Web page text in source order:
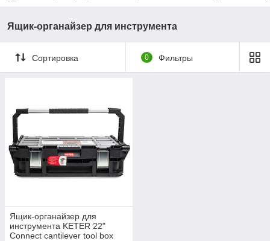
Ящик-органайзер для инструмента
Сортировка 0 Фильтры
Ящик-органайзер для
инструмента KETER 22"
Connect cantilever tool box